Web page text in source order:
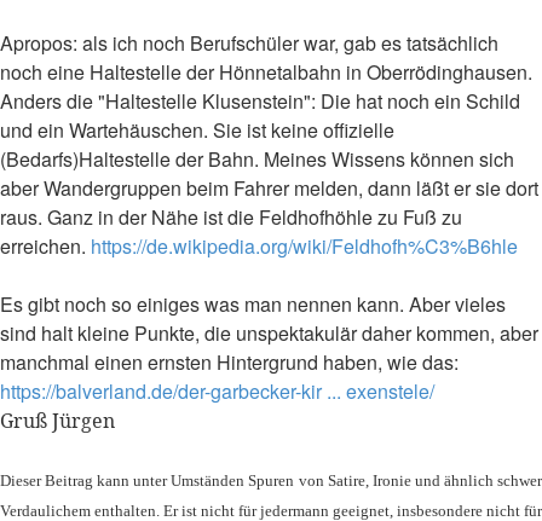
Apropos: als ich noch Berufschüler war, gab es tatsächlich
noch eine Haltestelle der Hönnetalbahn in Oberrödinghausen.
Anders die "Haltestelle Klusenstein": Die hat noch ein Schild
und ein Wartehäuschen. Sie ist keine offizielle
(Bedarfs)Haltestelle der Bahn. Meines Wissens können sich
aber Wandergruppen beim Fahrer melden, dann läßt er sie dort
raus. Ganz in der Nähe ist die Feldhofhöhle zu Fuß zu
erreichen. https://de.wikipedia.org/wiki/Feldhofh%C3%B6hle
Es gibt noch so einiges was man nennen kann. Aber vieles
sind halt kleine Punkte, die unspektakulär daher kommen, aber
manchmal einen ernsten Hintergrund haben, wie das:
https://balverland.de/der-garbecker-kir ... exenstele/
Gruß Jürgen
Dieser Beitrag kann unter Umständen Spuren von Satire, Ironie und ähnlich schwer
Verdaulichem enthalten. Er ist nicht für jedermann geeignet, insbesondere nicht für